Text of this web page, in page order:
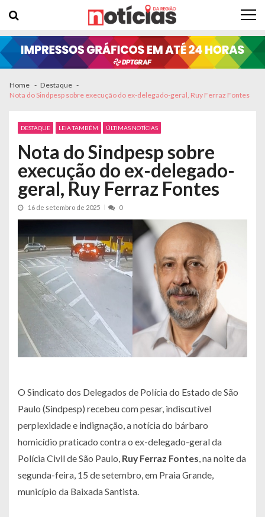
Home
Destaque
Nota do Sindpesp sobre execução do ex-delegado-geral, Ruy Ferraz Fontes
DESTAQUE LEIA TAMBÉM ÚLTIMAS NOTÍCIAS
Nota do Sindpesp sobre
execução do ex-delegado-
geral, Ruy Ferraz Fontes
16 de setembro de 2025 0
O Sindicato dos Delegados de Polícia do Estado de São
Paulo (Sindpesp) recebeu com pesar, indiscutível
perplexidade e indignação, a notícia do bárbaro
homicídio praticado contra o ex-delegado-geral da
Polícia Civil de São Paulo, Ruy Ferraz Fontes , na noite da
segunda-feira, 15 de setembro, em Praia Grande,
município da Baixada Santista.